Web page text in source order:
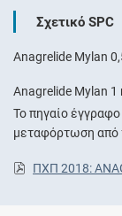
Σχετικό SPC
Anagrelide Mylan
Anagrelide Mylan
Το πηγαίο
μεταφόρτωση από
ΠΧΠ 2018: